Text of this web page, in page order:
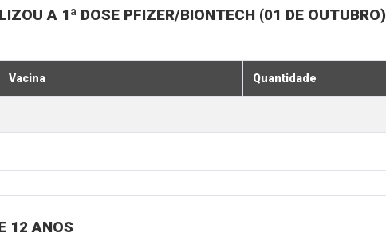
A 1ª DOSE PFIZER/BIONTECH (01 DE OUTUBRO)
Vacina Quantidade
12 ANOS